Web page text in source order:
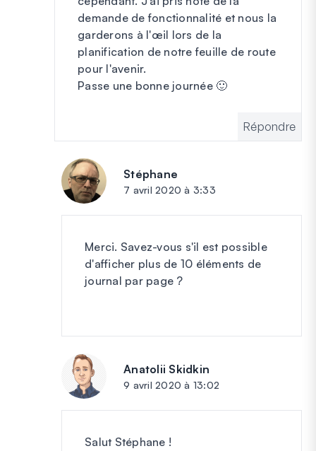
demande de fonctionnalité et nous la
garderons à l'œil lors de la
planification de notre feuille de route
pour l'avenir.
Passe une bonne journée 🙂
Répondre
Stéphane
7 avril 2020 à 3:33
Merci. Savez-vous s'il est possible
d'afficher plus de 10 éléments de
journal par page ?
Anatolii Skidkin
9 avril 2020 à 13:02
Salut Stéphane !